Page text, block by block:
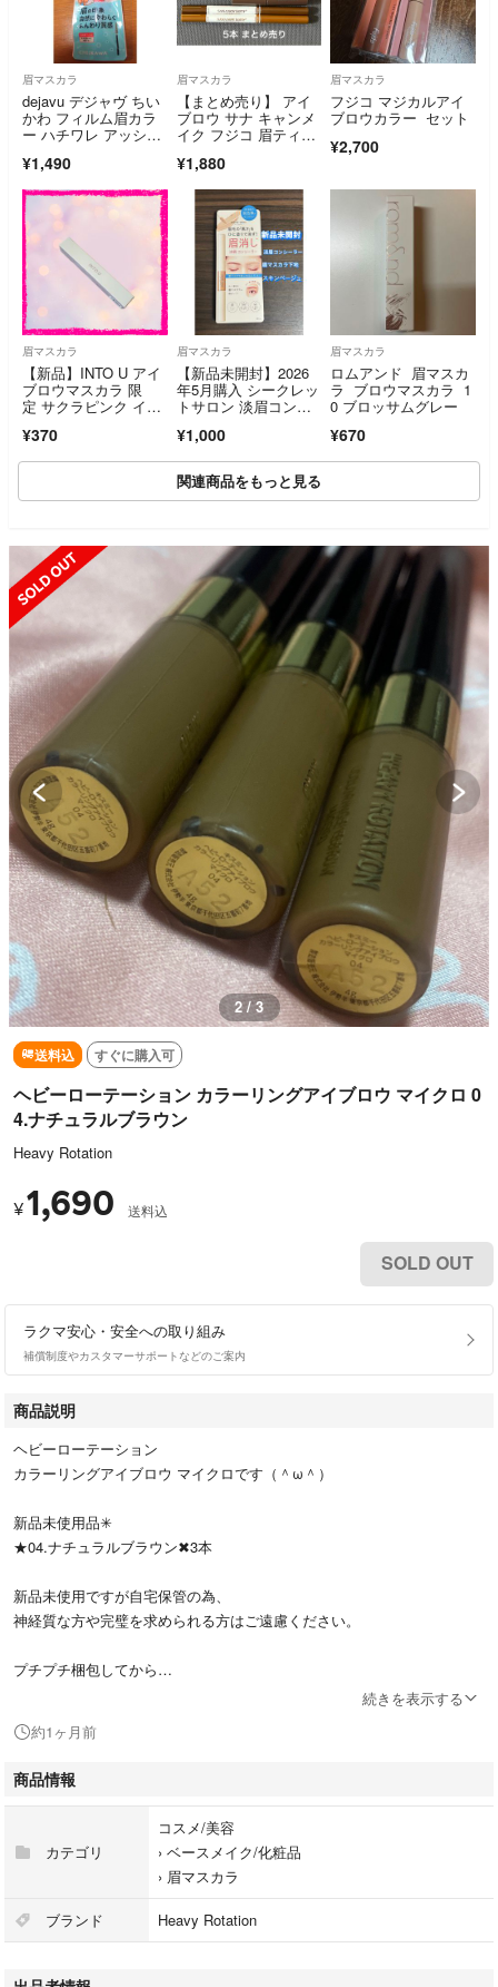
眉マスカラ
dejavu デジャヴ ちい
かわ フィルム眉カラ
ー ハチワレ アッシュ
¥1,490
眉マスカラ
【まとめ売り】 アイ
ブロウ サナ キャンメ
イク フジコ 眉ティン
¥1,880
眉マスカラ
フジコ マジカルアイ
ブロウカラー セット
¥2,700
眉マスカラ
【新品】INTO U アイ
ブロウマスカラ 限
定 サクラピンク イン
¥370
眉マスカラ
【新品未開封】2026
年5月購入 シークレッ
トサロン 淡眉コンシ
ュ 眉マスカラ下地
¥1,000
眉マスカラ
ロムアンド 眉マスカ
ラ ブロウマスカラ 1
0 ブロッサムグレー
¥670
関連商品をもっと見る
2 / 3
送料込 すぐに購入可
ヘビーローテーション カラーリングアイブロウ マイクロ 0
4.ナチュラルブラウン
Heavy Rotation
¥1,690 送料込
SOLD OUT
ラクマ安心・安全への取り組み
補償制度やカスタマーサポートなどのご案内
商品説明
ヘビーローテーション
カラーリングアイブロウ マイクロです（＾ω＾）
新品未使用品✳︎
★04.ナチュラルブラウン✖︎3本
新品未使用ですが自宅保管の為、
神経質な方や完璧を求められる方はご遠慮ください。
プチプチ梱包してから
購入時期 2026.04
続きを表示する
約1ヶ月前
商品情報
カテゴリ
コスメ/美容
› ベースメイク/化粧品
› 眉マスカラ
ブランド Heavy Rotation